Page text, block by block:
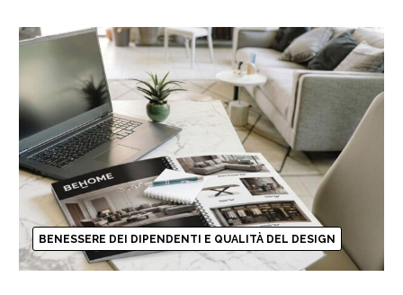
BENESSERE DEI DIPENDENTI E QUALITÀ DEL DESIGN